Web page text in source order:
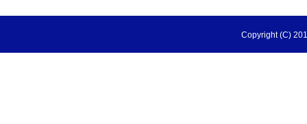
Copyright (C)